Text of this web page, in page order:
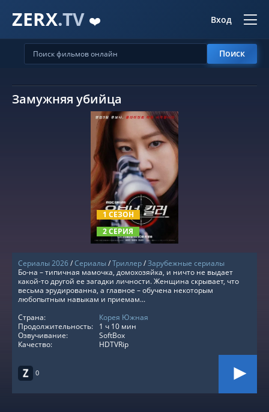
ZERX.TV ❤️ Вход
Поиск
Замужняя убийца
1 СЕЗОН
2 СЕРИЯ
СМОТРЕТЬ ОНЛАЙН
Сериалы 2026/Сериалы/Триллер/Зарубежные сериалы
0
Бо-на – типичная мамочка, домохозяйка, и ничто не выдает
какой-то другой ее загадки личности. Женщина скрывает, что
весьма эрудированна, а главное – обучена некоторым
любопытным навыкам и приемам...
Страна:
Корея Южная
Продолжительность:
1 ч 10 мин
Озвучивание:
SoftBox
Качество:
HDTVRip